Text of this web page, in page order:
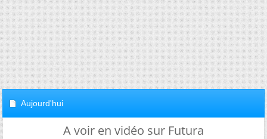
Aujourd'hui
A voir en vidéo sur Futura